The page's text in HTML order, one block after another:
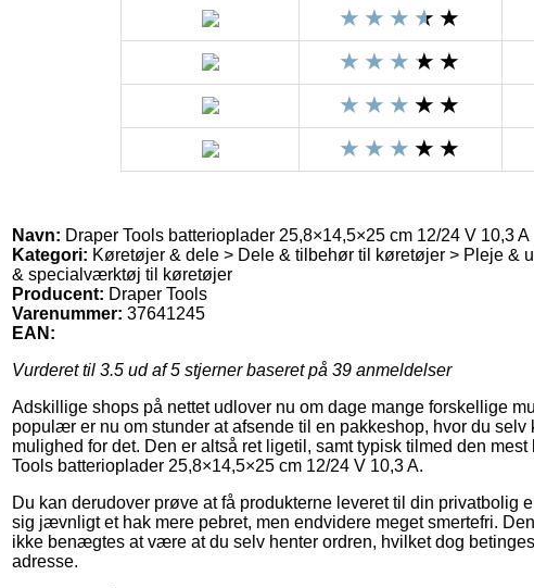
Navn: Draper Tools batterioplader 25,8×14,5×25 cm 12/24 V 10,3 A
Kategori: Køretøjer & dele > Dele & tilbehør til køretøjer > Pleje &
& specialværktøj til køretøjer
Producent: Draper Tools
Varenummer: 37641245
EAN:
Vurderet til 3.5 ud af 5 stjerner baseret på 39 anmeldelser
Adskillige shops på nettet udlover nu om dage mange forskellige
populær er nu om stunder at afsende til en pakkeshop, hvor du
mulighed for det. Den er altså ret ligetil, samt typisk tilmed den
Tools batterioplader 25,8×14,5×25 cm 12/24 V 10,3 A.
Du kan derudover prøve at få produkterne leveret til din privatbolig
sig jævnligt et hak mere pebret, men endvidere meget smertefri.
ikke benægtes at være at du selv henter ordren, hvilket dog
adresse.